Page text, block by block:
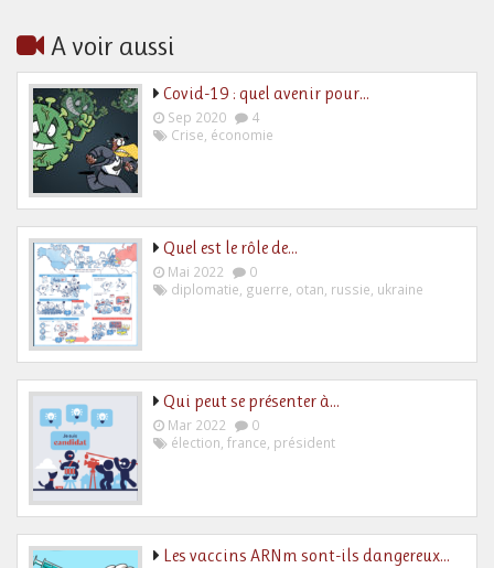
A voir aussi
Covid-19 : quel avenir pour…
Sep 2020
4
Crise économie
Quel est le rôle de…
Mai 2022
0
diplomatie guerre otan russie ukraine
Qui peut se présenter à…
Mar 2022
0
élection france président
Les vaccins ARNm sont-ils dangereux…